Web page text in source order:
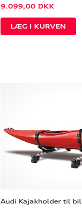
9.099,00 DKK
Audi Kajakholder til bil